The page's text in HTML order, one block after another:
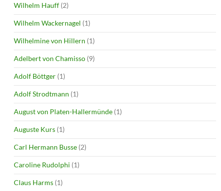
Wilhelm Hauff (2)
Wilhelm Wackernagel (1)
Wilhelmine von Hillern (1)
Adelbert von Chamisso (9)
Adolf Böttger (1)
Adolf Strodtmann (1)
August von Platen-Hallermünde (1)
Auguste Kurs (1)
Carl Hermann Busse (2)
Caroline Rudolphi (1)
Claus Harms (1)